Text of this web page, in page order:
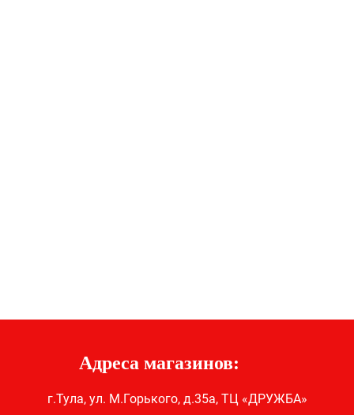
Адреса магазинов:
г.Тула, ул. М.Горького, д.35а, ТЦ «ДРУЖБА»